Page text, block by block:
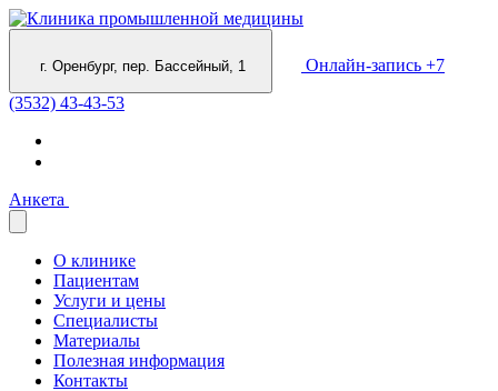
г. Оренбург, пер. Бассейный, 1 Онлайн-запись +7
(3532) 43-43-53
Анкета
О клинике
Пациентам
Услуги и цены
Специалисты
Материалы
Полезная информация
Контакты